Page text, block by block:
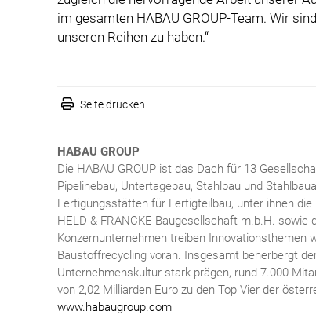
im gesamten HABAU GROUP-Team. Wir
unseren Reihen zu haben.“
Seite drucken
HABAU GROUP
Die HABAU GROUP ist das Dach für 13
Pipelinebau, Untertagebau, Stahlbau und
Fertigungsstätten für Fertigteilbau, unter ihnen
HELD & FRANCKE Baugesellschaft m.b.H. sowie
Konzernunternehmen treiben Innovationsthemen
Baustoffrecycling voran. Insgesamt beherbergt
Unternehmenskultur stark prägen, rund 7.000
von 2,02 Milliarden Euro zu den Top Vier der
www.habaugroup.com